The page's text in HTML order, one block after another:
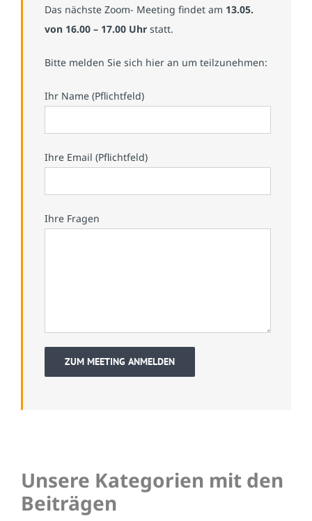
Das nächste Zoom- Meeting findet am 13.05.
von 16.00 – 17.00 Uhr statt.
Bitte melden Sie sich hier an um teilzunehmen:
Ihr Name (Pflichtfeld)
Ihre Email (Pflichtfeld)
Ihre Fragen
Unsere Kategorien mit den
Beiträgen